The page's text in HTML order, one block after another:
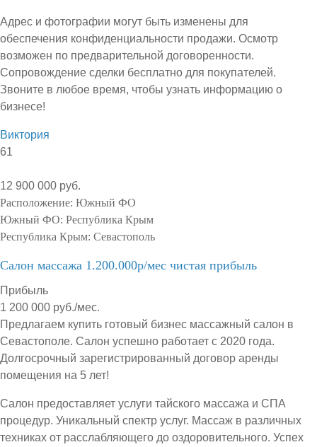
Адрес и фотографии могут быть изменены для
обеспечения конфиденциальности продажи. Осмотр
возможен по предварительной договоренности.
Сопровождение сделки бесплатно для покупателей.
Звоните в любое время, чтобы узнать информацию о
бизнесе!
Виктория
61
12 900 000 руб.
Расположение: Южный ФО
Южный ФО: Республика Крым
Республика Крым: Севастополь
Салон массажа 1.200.000р/мес чистая прибыль
Прибыль
1 200 000 руб./мес.
Предлагаем купить готовый бизнес массажный салон в
Севастополе. Салон успешно работает с 2020 года.
Долгосрочный зарегистрированный договор аренды
помещения на 5 лет!
Салон предоставляет услуги тайского массажа и СПА
процедур. Уникальный спектр услуг. Массаж в различных
техниках от расслабляющего до оздоровительного. Успех